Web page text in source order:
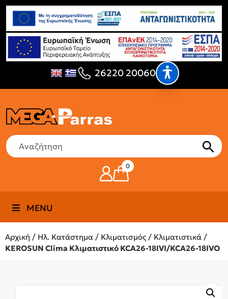
26220 20060
0
MENU
Αρχική / Ηλ. Κατάστημα / Κλιματισμός / Κλιματιστικά /
KEROSUN Clima Κλιματιστικό KCA26-18IVI/KCA26-18IVO